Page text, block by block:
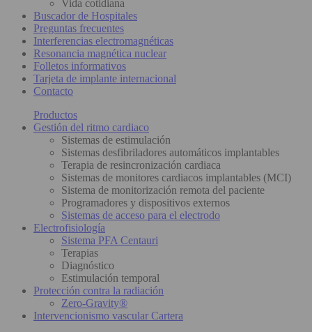
Vida cotidiana
Buscador de Hospitales
Preguntas frecuentes
Interferencias electromagnéticas
Resonancia magnética nuclear
Folletos informativos
Tarjeta de implante internacional
Contacto
Productos
Gestión del ritmo cardiaco
Sistemas de estimulación
Sistemas desfibriladores automáticos implantables
Terapia de resincronización cardiaca
Sistemas de monitores cardiacos implantables (MCI)
Sistema de monitorización remota del paciente
Programadores y dispositivos externos
Sistemas de acceso para el electrodo
Electrofisiología
Sistema PFA Centauri
Terapias
Diagnóstico
Estimulación temporal
Protección contra la radiación
Zero-Gravity®
Intervencionismo vascular Cartera